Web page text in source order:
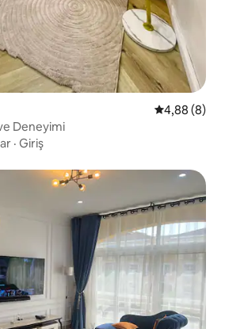
5 üzerinden
4,88 (8)
Deneyimi
· Giriş